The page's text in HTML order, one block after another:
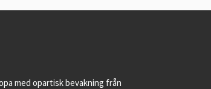
med opartisk bevakning från